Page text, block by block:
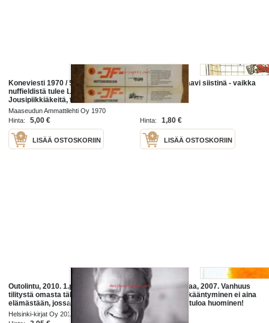
Koneviesti 1970 / 5 sis mm. Miten
nuffieldistä tulee Leyland,
Jousipiikkiäkeitä, tekniset tiedot ja
kuvat, monitoimikoneet tulevat
vaikka väkisin,
Maaseudun Ammattilehti Oy 1970
Hinta:
5,00 €
LISÄÄ OSTOSKORIIN
Jalkapallo - Haavi siistinä - vaikka
hampailla
Hinta: 1,80 €
LISÄÄ OSTOSKORIIN
Outolintu, 2010. 1.p. Jungnerin
tilitystä omasta tähänastisesta
elämästään, jossa on tapahtunut
vaikka mitä. Kannattaa lukea!
Helsinki-kirjat Oy 2010
Aurinkoenergiaa, 2007. Vanhuus
on ilo, vaikka ikääntyminen ei aina
naurata. Tervetuloa huominen!
Kirjapaja 2007